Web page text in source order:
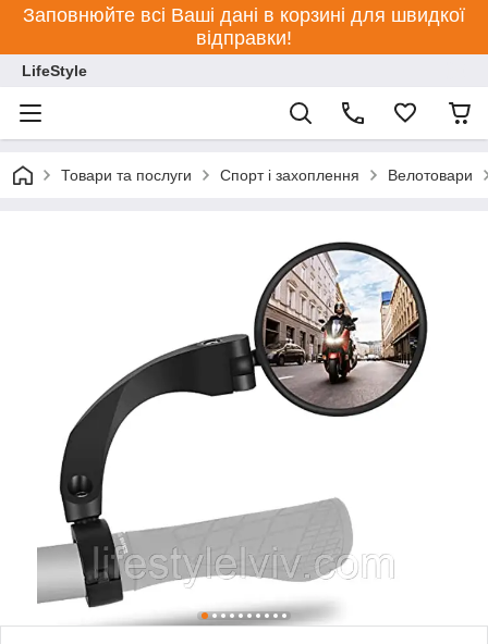
Заповнюйте всі Ваші дані в корзині для швидкої
відправки!
LifeStyle
Товари та послуги Спорт і захоплення Велотовари